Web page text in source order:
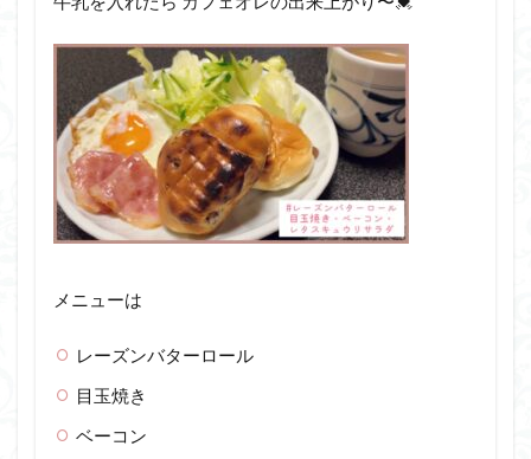
メニューは
レーズンバターロール
目玉焼き
ベーコン